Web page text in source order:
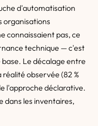
d'automatisation
organisations
connaissaient pas, ce
technique — c'est
Le décalage entre
réalité observée (82 %
l'approche déclarative.
dans les inventaires,